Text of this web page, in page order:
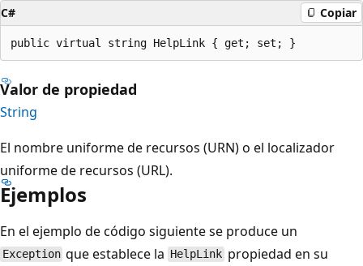
C# Copiar
public virtual string HelpLink { get; set; }
Valor de propiedad
String
El nombre uniforme de recursos (URN) o el localizador
uniforme de recursos (URL).
Ejemplos
En el ejemplo de código siguiente se produce un
Exception que establece la HelpLink propiedad en su